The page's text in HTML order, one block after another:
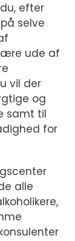
efter
selve
ude af
vil der
og
samt til
for
alle